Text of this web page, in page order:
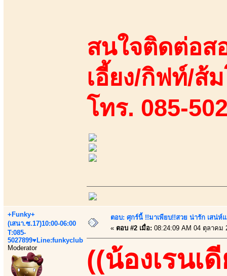
สนใจติดต่อส
เอี้ยง/กิฟท์/ส้
โทร. 085-
+Funky+
(เสนา.ซ.17)10:00-06:00
T:085-
5027899♥Line:funkyclub
Moderator
ตอบ: ศุกร์นี้ !!มาเพียบ!!สวย น่ารัก เสน่ห์
« ตอบ #2 เมื่อ: 08:24:09 AM 04 ตุลาคม
((น้องเรนเ